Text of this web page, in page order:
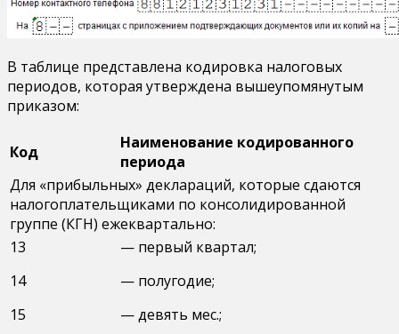
В таблице представлена кодировка налоговых
периодов, которая утверждена вышеупомянутым
приказом:
Код
Наименование кодированного
периода
Для «прибыльных» деклараций, которые сдаются
налогоплательщиками по консолидированной
группе (КГН) ежеквартально:
13
14
15
— первый квартал;
— полугодие;
— девять мес.;